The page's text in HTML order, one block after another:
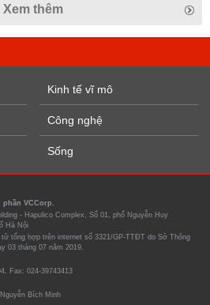
Xem thêm
Kinh tế vĩ mô
Công nghệ
Sống
phần VCCorp.
- Hapulico Complex, Số 01, phố Nguyễn Huy
Hà Nội
tổng hợp trên internet số 3321/GP-TTĐT do Sở Thông
03 tháng 07 năm 2019.
Fax: 024-39743413
Bích Minh